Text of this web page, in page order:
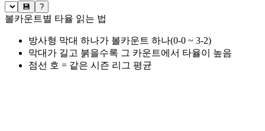
💾 ?
볼카운트별 타율 읽는 법
방사형 막대 하나가 볼카운트 하나(0-0 ~ 3-2)
막대가 길고 붉을수록 그 카운트에서 타율이 높음
점선 호 = 같은 시즌 리그 평균